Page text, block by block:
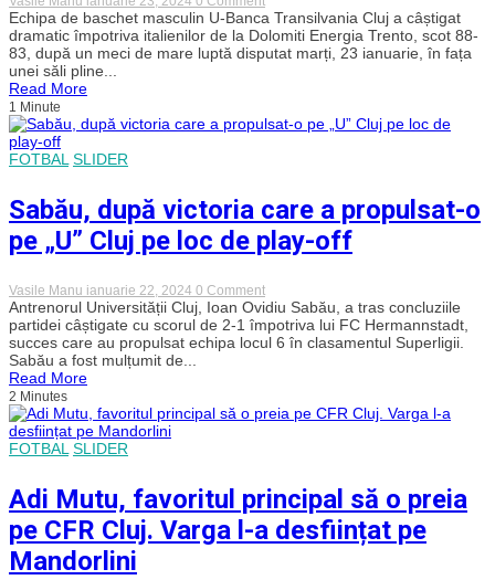
Victorie
dramatică
și
muncită
Cluj
lupta
pentru
locul
Grupa
B
Echipa de baschet masculin U-Banca Transilvania Cluj a câștigat
dramatic împotriva italienilor de la Dolomiti Energia Trento, scot 88-
83, după un meci de mare luptă disputat marți, 23 ianuarie, în fața
unei săli pline...
Read More
1 Minute
FOTBAL SLIDER
Sabău, după victoria care a propulsat-o
pe „U” Cluj pe loc de play-off
Vasile Manu ianuarie 22, 2024 0 Commenton
Sabău,
după
victoria
care
pe
de
play-
Antrenorul Universității Cluj, Ioan Ovidiu Sabău, a tras concluziile
partidei câștigate cu scorul de 2-1 împotriva lui FC Hermannstadt,
succes care au propulsat echipa locul 6 în clasamentul Superligii.
Sabău a fost mulțumit de...
Read More
2 Minutes
FOTBAL SLIDER
Adi Mutu, favoritul principal să o preia
pe CFR Cluj. Varga l-a desființat pe
Mandorlini